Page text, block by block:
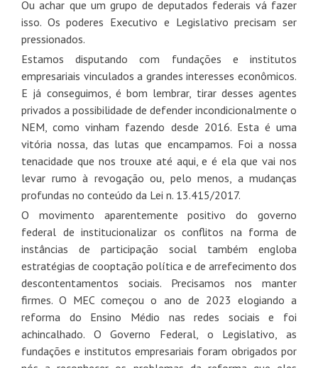
Ou achar que um grupo de deputados federais vá fazer
isso. Os poderes Executivo e Legislativo precisam ser
pressionados.
Estamos disputando com fundações e institutos
empresariais vinculados a grandes interesses econômicos.
E já conseguimos, é bom lembrar, tirar desses agentes
privados a possibilidade de defender incondicionalmente o
NEM, como vinham fazendo desde 2016. Esta é uma
vitória nossa, das lutas que encampamos. Foi a nossa
tenacidade que nos trouxe até aqui, e é ela que vai nos
levar rumo à revogação ou, pelo menos, a mudanças
profundas no conteúdo da Lei n. 13.415/2017.
O movimento aparentemente positivo do governo
federal de institucionalizar os conflitos na forma de
instâncias de participação social também engloba
estratégias de cooptação política e de arrefecimento dos
descontentamentos sociais. Precisamos nos manter
firmes. O MEC começou o ano de 2023 elogiando a
reforma do Ensino Médio nas redes sociais e foi
achincalhado. O Governo Federal, o Legislativo, as
fundações e institutos empresariais foram obrigados por